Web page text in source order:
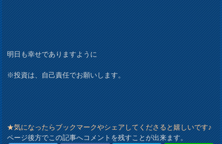
明日も幸せでありますように
※投資は、自己責任でお願いします。
★気になったらブックマークやシェアしてくださると嬉しいです♪
ページ後方でこの記事へコメントを残すことが出来ます。